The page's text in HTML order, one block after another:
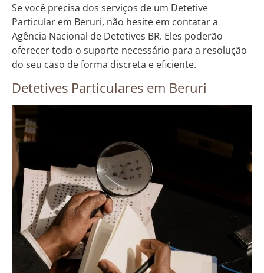
Se você precisa dos serviços de um Detetive
Particular em Beruri, não hesite em contatar a
Agência Nacional de Detetives BR. Eles poderão
oferecer todo o suporte necessário para a resolução
do seu caso de forma discreta e eficiente.
Detetives Particulares em Beruri